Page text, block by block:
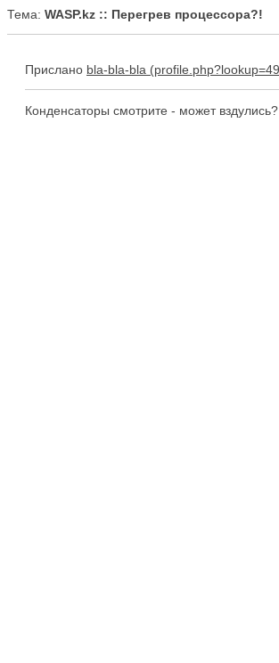
Тема: WASP.kz :: Перегрев процессора?!
Прислано bla-bla-bla
Конденсаторы смотрите - может вздулись?